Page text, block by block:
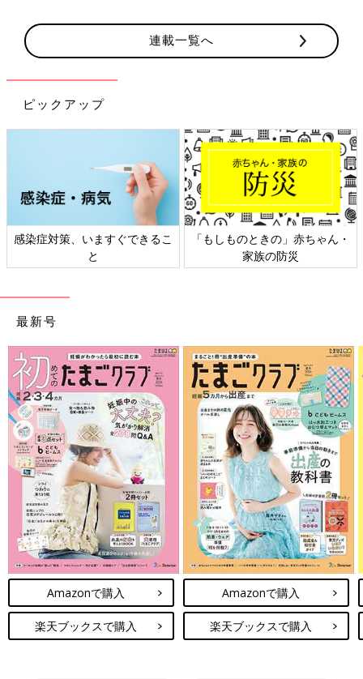
連載一覧へ
ピックアップ
感染症対策、いますぐできるこ
と
「もしものときの」赤ちゃん・
家族の防災
最新号
Amazonで購入
楽天ブックスで購入
Amazonで購入
楽天ブックスで購入